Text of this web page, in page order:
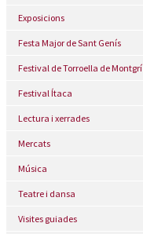
Exposicions
Festa Major de Sant Genís
Festival de Torroella de Montgrí
Festival Ítaca
Lectura i xerrades
Mercats
Música
Teatre i dansa
Visites guiades